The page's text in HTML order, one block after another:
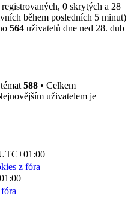
0 skrytých a 28
během posledních 5 minut)
564 uživatelů dne ned 28. dub
588 • Celkem
uživatelem je
z fóra